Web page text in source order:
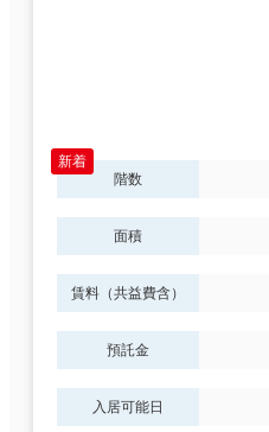
階数
面積
賃料（共益費含）
預託金
入居可能日